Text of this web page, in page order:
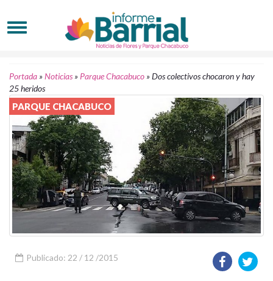
Portada »Noticias » Parque Chacabuco »Dos colectivos chocaron y hay
25 heridos
PARQUE CHACABUCO
Publicado: 22 / 12 /2015